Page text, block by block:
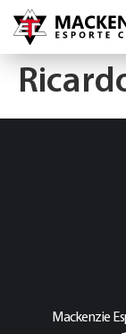
conteúdo
Mackenzie